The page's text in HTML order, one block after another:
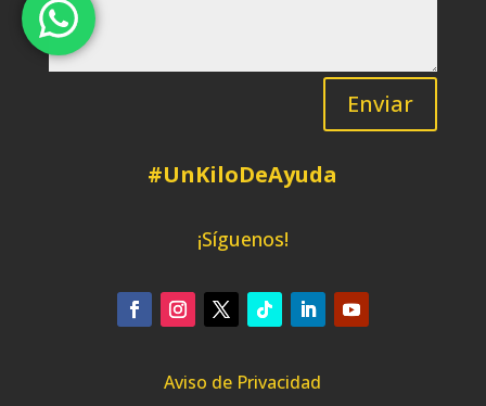
Enviar
#UnKiloDeAyuda
¡Síguenos!
Aviso de Privacidad